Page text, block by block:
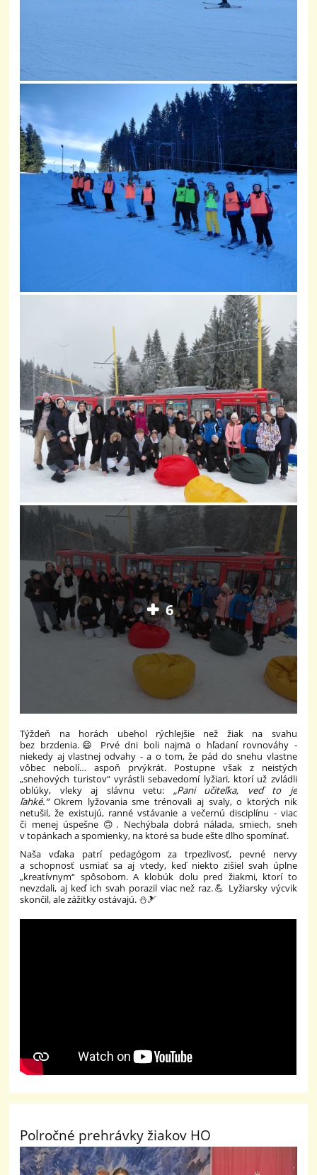
6
Týždeň na horách ubehol rýchlejšie než žiak na svahu
bez brzdenia.😄 Prvé dni boli najmä o hľadaní rovnováhy -
niekedy aj vlastnej odvahy - a o tom, že pád do snehu vlastne
vôbec nebolí… aspoň prvýkrát. Postupne však z neistých
„snehových turistov“ vyrástli sebavedomí lyžiari, ktorí už zvládli
oblúky, vleky aj slávnu vetu: „Pani učiteľka, veď to je
ľahké.“Okrem lyžovania sme trénovali aj svaly, o ktorých nik
netušil, že existujú, ranné vstávanie a večernú disciplínu - viac
či menej úspešne 🙃. Nechýbala dobrá nálada, smiech, sneh
v topánkach a spomienky, na ktoré sa bude ešte dlho spomínať.
Naša vďaka patrí pedagógom za trpezlivosť, pevné nervy
a schopnosť usmiať sa aj vtedy, keď niekto zišiel svah úplne
„kreatívnym“ spôsobom. A klobúk dolu pred žiakmi, ktorí to
nevzdali, aj keď ich svah porazil viac než raz.💪 Lyžiarsky výcvik
skončil, ale zážitky ostávajú. ⛄🎿
Polročné prehrávky žiakov HO